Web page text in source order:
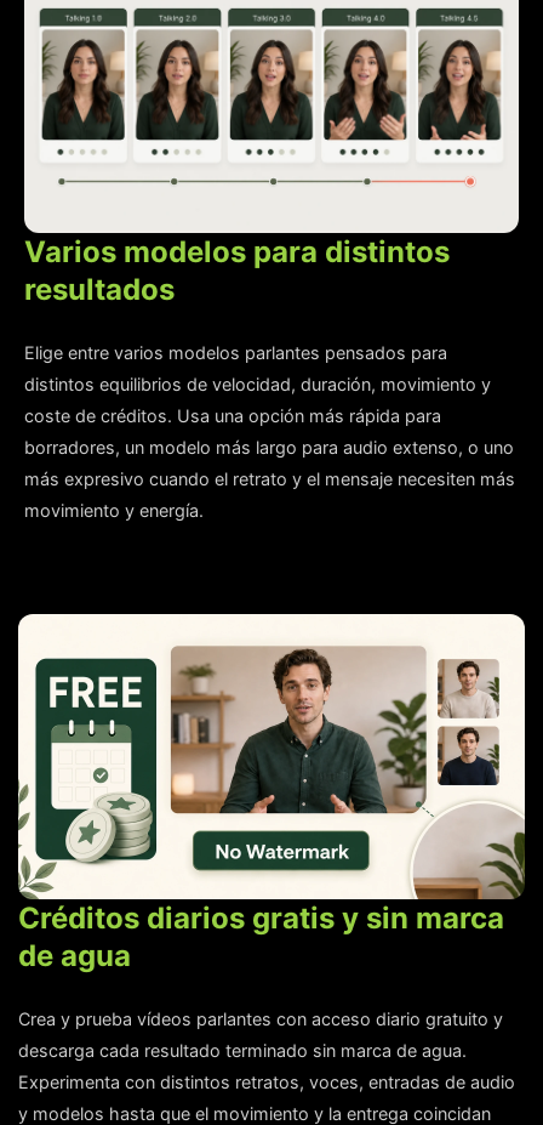
Varios modelos para distintos
resultados
Elige entre varios modelos parlantes pensados para
distintos equilibrios de velocidad, duración, movimiento y
coste de créditos. Usa una opción más rápida para
borradores, un modelo más largo para audio extenso, o uno
más expresivo cuando el retrato y el mensaje necesiten más
movimiento y energía.
Créditos diarios gratis y sin marca
de agua
Crea y prueba vídeos parlantes con acceso diario gratuito y
descarga cada resultado terminado sin marca de agua.
Experimenta con distintos retratos, voces, entradas de audio
y modelos hasta que el movimiento y la entrega coincidan